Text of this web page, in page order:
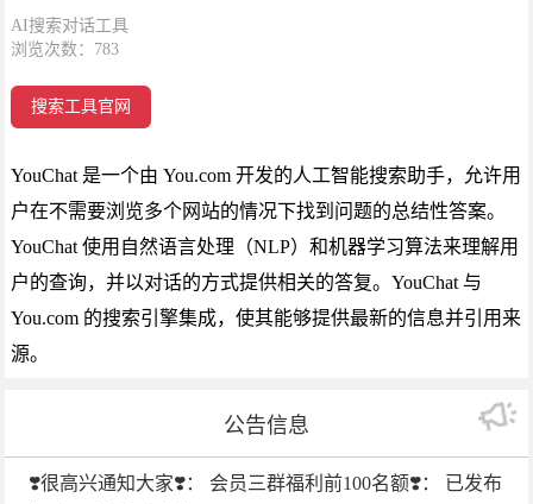
AI搜索对话工具
浏览次数： 783
搜索工具官网
YouChat 是一个由 You.com 开发的人工智能搜索助手，允许用
户在不需要浏览多个网站的情况下找到问题的总结性答案。
YouChat 使用自然语言处理（NLP）和机器学习算法来理解用
户的查询，并以对话的方式提供相关的答复。YouChat 与
You.com 的搜索引擎集成，使其能够提供最新的信息并引用来
源。
公告信息
❣️很高兴通知大家❣️： 会员三群福利前100名额❣️： 已发布